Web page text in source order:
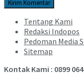
Tentang Kami
Redaksi Indopos
Pedoman Media
Sitemap
Kontak Kami : 0899